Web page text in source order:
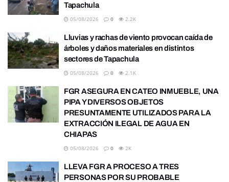
Tapachula
05/08/2026 0 2.2K
Lluvias y rachas de viento provocan caída de
árboles y daños materiales en distintos
sectores de Tapachula
05/08/2026 0 2.1K
FGR ASEGURA EN CATEO INMUEBLE, UNA
PIPA Y DIVERSOS OBJETOS
PRESUNTAMENTE UTILIZADOS PARA LA
EXTRACCIÓN ILEGAL DE AGUA EN
CHIAPAS
05/08/2026 0 2K
LLEVA FGR A PROCESO A TRES
PERSONAS POR SU PROBABLE